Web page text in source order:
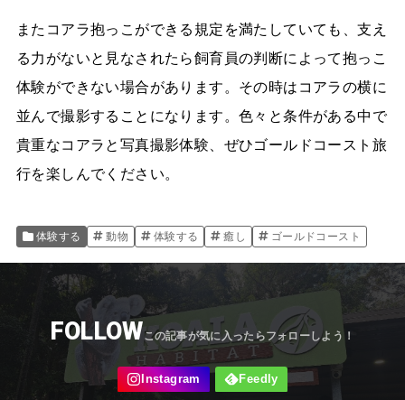
またコアラ抱っこができる規定を満たしていても、支え
る力がないと見なされたら飼育員の判断によって抱っこ
体験ができない場合があります。その時はコアラの横に
並んで撮影することになります。色々と条件がある中で
貴重なコアラと写真撮影体験、ぜひゴールドコースト旅
行を楽しんでください。
体験する 動物 体験する 癒し ゴールドコースト
FOLLOW